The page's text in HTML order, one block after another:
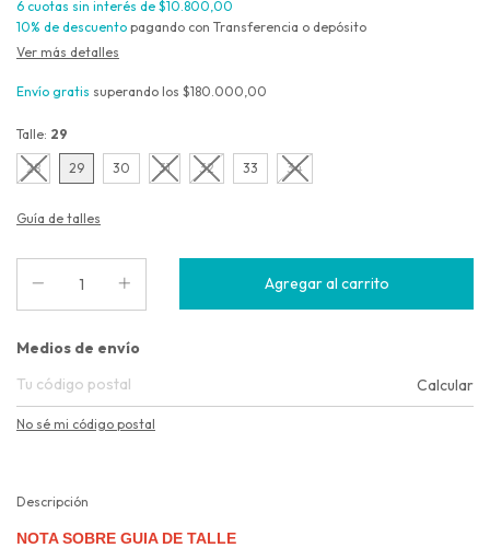
6 cuotas sin interés de $10.800,00
10% de descuento pagando con Transferencia o depósito
Ver más detalles
Envío gratis superando los $180.000,00
Talle: 29
28 29 30 31 32 33 34
Guía de talles
Entregas para el CP:
Medios de envío
Calcular
No sé mi código postal
Descripción
NOTA SOBRE GUIA DE TALLE